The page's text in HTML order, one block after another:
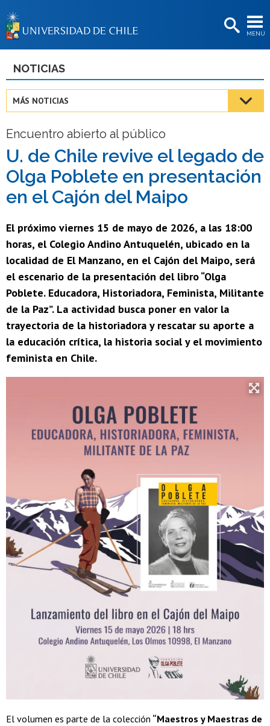
MENÚ
BIBLIOTECAS
Estudiantes
Académicas/os
Funcionarias/os
Egresadas/os
NOTICIAS
MÁS NOTICIAS
Encuentro abierto al público
U. de Chile revive el legado de
Olga Poblete en presentación
en el Cajón del Maipo
El próximo viernes 15 de mayo de 2026, a las 18:00
horas, el Colegio Andino Antuquelén, ubicado en la
localidad de El Manzano, en el Cajón del Maipo, será
el escenario de la presentación del libro “Olga
Poblete. Educadora, Historiadora, Feminista, Militante
de la Paz”. La actividad busca poner en valor la
trayectoria de la historiadora y rescatar su aporte a
la educación crítica, la historia social y el movimiento
feminista en Chile.
El volumen es parte de la colección “Maestros y Maestras de